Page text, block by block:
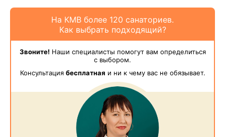
На КМВ более 120 санаториев.
Как выбрать подходящий?
Звоните!Наши специалисты помогут вам определиться
с выбором.
Консультация бесплатная и ни к чему вас не обязывает.